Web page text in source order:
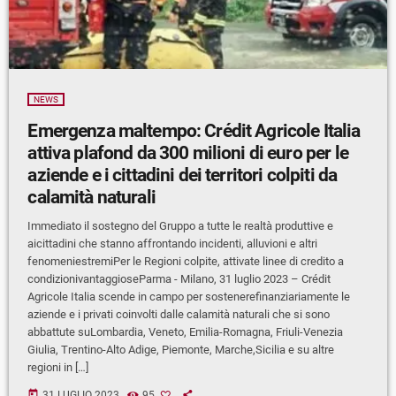
NEWS
Emergenza maltempo: Crédit Agricole Italia
attiva plafond da 300 milioni di euro per le
aziende e i cittadini dei territori colpiti da
calamità naturali
Immediato il sostegno del Gruppo a tutte le realtà produttive e
aicittadini che stanno affrontando incidenti, alluvioni e altri
fenomeniestremiPer le Regioni colpite, attivate linee di credito a
condizionivantaggioseParma - Milano, 31 luglio 2023 – Crédit
Agricole Italia scende in campo per sostenerefinanziariamente le
aziende e i privati coinvolti dalle calamità naturali che si sono
abbattute suLombardia, Veneto, Emilia-Romagna, Friuli-Venezia
Giulia, Trentino-Alto Adige, Piemonte, Marche,Sicilia e su altre
regioni in […]
today